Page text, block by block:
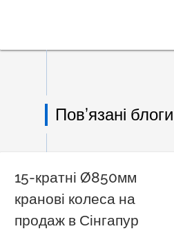
Пов’язані блоги
15-кратні Ø850мм
кранові колеса на
продаж в Сінгапур